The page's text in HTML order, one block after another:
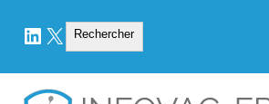
LinkedIn
X Rechercher
Rechercher